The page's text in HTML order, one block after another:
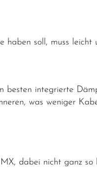
haben soll, muss leicht
besten integrierte
was weniger
dabei nicht ganz so